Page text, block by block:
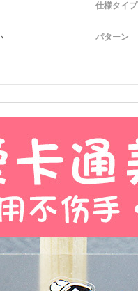
仕様タイプ
パターン